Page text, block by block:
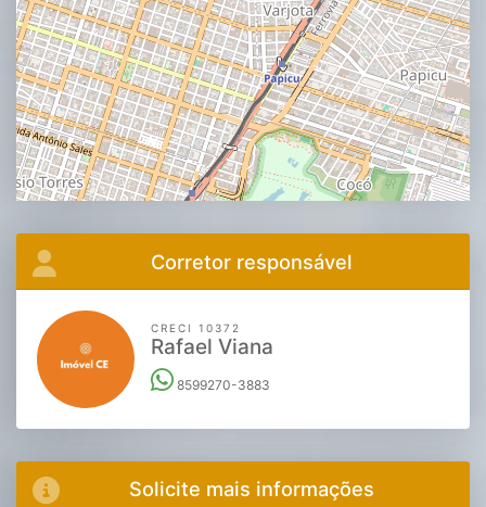
Corretor responsável
CRECI 10372
Rafael Viana
8599270-3883
Solicite mais informações